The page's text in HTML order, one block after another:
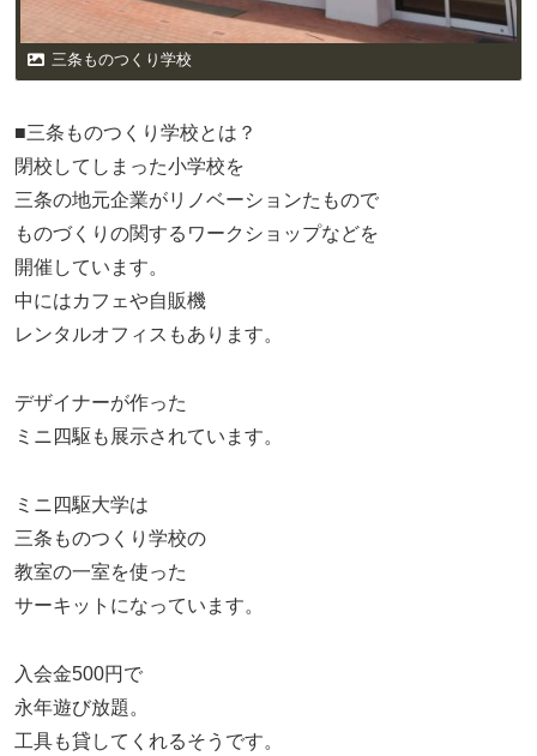
三条ものつくり学校
■三条ものつくり学校とは？
閉校してしまった小学校を
三条の地元企業がリノベーションたもので
ものづくりの関するワークショップなどを
開催しています。
中にはカフェや自販機
レンタルオフィスもあります。
デザイナーが作った
ミニ四駆も展示されています。
ミニ四駆大学は
三条ものつくり学校の
教室の一室を使った
サーキットになっています。
入会金500円で
永年遊び放題。
工具も貸してくれるそうです。